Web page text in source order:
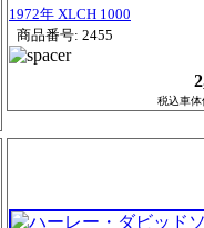
1972年 XLCH 1000
商品番号: 2455
税込車体